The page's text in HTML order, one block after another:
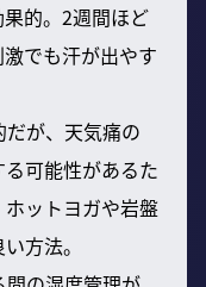
的。2週間ほど
でも汗が出やす
が、天気痛の
可能性があるた
ットヨガや岩盤
方法。